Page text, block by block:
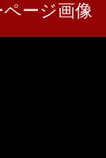
ージ画像